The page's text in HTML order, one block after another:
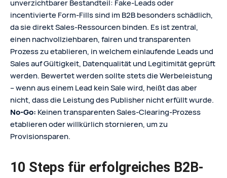
unverzichtbarer Bestandteil: Fake‑Leads oder
incentivierte Form‑Fills sind im B2B besonders schädlich,
da sie direkt Sales‑Ressourcen binden. Es ist zentral,
einen nachvollziehbaren, fairen und transparenten
Prozess zu etablieren, in welchem einlaufende Leads und
Sales auf Gültigkeit, Datenqualität und Legitimität geprüft
werden. Bewertet werden sollte stets die Werbeleistung
– wenn aus einem Lead kein Sale wird, heißt das aber
nicht, dass die Leistung des Publisher nicht erfüllt wurde.
No-Go: Keinen transparenten Sales-Clearing-Prozess
etablieren oder willkürlich stornieren, um zu
Provisionsparen.
10 Steps für erfolgreiches B2B-